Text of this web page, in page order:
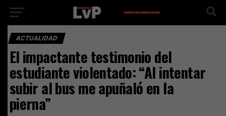
ACTUALIDAD
El impactante testimonio del
estudiante violentado: “Al intentar
subir al bus me apuñaló en la
pierna”